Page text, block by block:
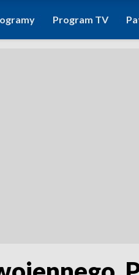
Program TV